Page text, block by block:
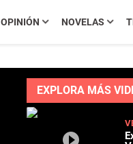
OPINIÓN NOVELAS
EXPLORA MÁS